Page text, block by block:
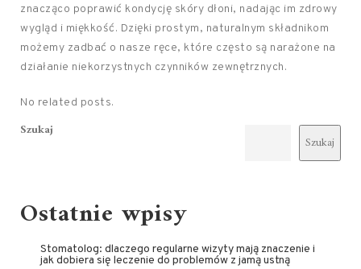
znacząco poprawić kondycję skóry dłoni, nadając im zdrowy
wygląd i miękkość. Dzięki prostym, naturalnym składnikom
możemy zadbać o nasze ręce, które często są narażone na
działanie niekorzystnych czynników zewnętrznych.
No related posts.
Szukaj
Szukaj
Ostatnie wpisy
Stomatolog: dlaczego regularne wizyty mają znaczenie i
jak dobiera się leczenie do problemów z jamą ustną